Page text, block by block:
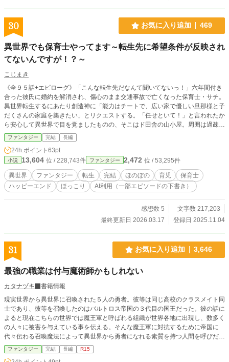
3 HOT 1位 ありがとうございました！！！ 1/17～22 HOT 1位 ファン
タジー 最高7位 ありがとうございました！！！ 1/16 HOT 1位 ファンタ
ジー 15位 ありがとうございました！！！ 1/15 HOT 1位 ファンタジ
ー 21位 ありがとうございました！！！ 1/14 HOT 8位 ありがとうござ
いました！ 1/13 HOT 29位 ありがとうございました！ X（旧Twitter）やっ
ています。お気軽にフォロー＆声かけていただけましたら幸いです！ @hcwmac
30 お気に入り追加 469
異世界でも保育士やってます～転生先に希望条件が反映され
てないんですが！？～
こじまき
《全９５話+エピローグ》「こんな転生先だなんて聞いてないっ！」六年間付き
合った彼氏に婚約を解消され、傷心のまま交通事故で亡くなった保育士・サチ。
異世界転生するにあたり創造神に「能力はチートで、広い家で優しい旦那様と子
だくさんの家庭を築きたい」とリクエストする。「任せといて！」と言われたか
ら安心して異世界で目を覚ましたものの、そこはド田舎の山小屋。周囲は過疎高
齢化していて結婚適齢期の男性なんていもしないし、チートな魔法も使えそうに
ない。創造神を恨みつつマニュアル通り街に出ると、そこで「魔力持ち」として
忌み嫌われる子どもたちとの出会いが。「子どもには安心して楽しく過ごせる場
所が必要」が信条のサチは、彼らを小屋に連れ帰ることを決め、異世界で保育士
兼りんご農家生活を始める。 ※「小説家になろう」にも投稿しています。
ファンタジー 完結 長編
24h.ポイント 63pt
小説 13,604 位 / 228,743件 ファンタジー 2,472 位 / 53,295件
異世界 ファンタジー 転生 完結 ほのぼの 育児
保育士
ハッピーエンド
ほっこり AI利用（一部エピソードの下書き）
感想数 5
文字数 217,203
最終更新日 2026.03.17
登録日 2025.11.04
31 お気に入り追加 3,646
最強の職業は付与魔術師かもしれない
カタナヅキ
書籍情報
現実世界から異世界に召喚された５人の勇者。彼等は同じ高校のクラスメイト同
士であり、彼等を召喚したのはバルトロス帝国の３代目の国王だった。彼の話に
よると現在こちらの世界では魔王軍と呼ばれる組織が世界各地に出現し、数多く
の人々に被害を与えている事を伝える。そんな魔王軍に対抗するために帝国に
代々伝わる召喚魔法によって異世界から勇者になれる素質を持つ人間を呼びだし
たらしいが、たった一人だけ巻き込まれて召喚された人間がいた。 召喚された
勇者の中でも小柄であり、他の４人には存在するはずの「女神の加護」と呼ばれ
ファンタジー 完結 長編 R15